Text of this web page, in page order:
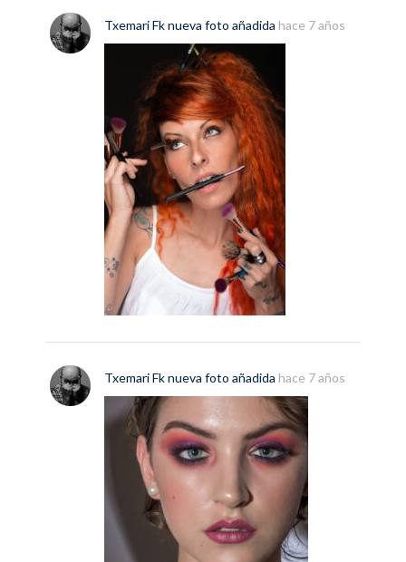
Txemari Fknueva foto añadida hace 7 años
Txemari Fknueva foto añadida hace 7 años